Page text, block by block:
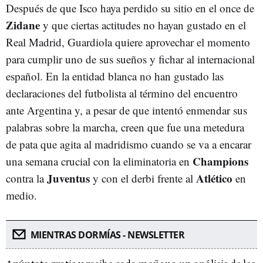
Después de que Isco haya perdido su sitio en el once de
Zidane y que ciertas actitudes no hayan gustado en el
Real Madrid, Guardiola quiere aprovechar el momento
para cumplir uno de sus sueños y fichar al internacional
español. En la entidad blanca no han gustado las
declaraciones del futbolista al término del encuentro
ante Argentina y, a pesar de que intentó enmendar sus
palabras sobre la marcha, creen que fue una metedura
de pata que agita al madridismo cuando se va a encarar
una semana crucial con la eliminatoria en Champions
contra laJuventus y con el derbi frente al Atlético en
medio.
MIENTRAS DORMÍAS - NEWSLETTER